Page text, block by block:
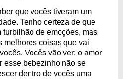
que vocês tiveram um
Tenho certeza de que
turbilhão de emoções, mas
melhores coisas que vai
Vocês vão ver: o amor
esse bebezinho não se
dentro de vocês uma